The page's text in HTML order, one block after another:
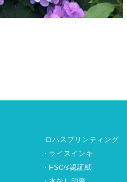
ロハスプリンティング
ライスインキ
FSC®認証紙